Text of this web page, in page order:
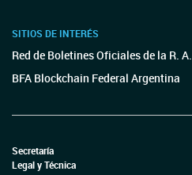
SITIOS DE INTERÉS
Red de Boletines Oficiales de la R. A.
BFA Blockchain Federal Argentina
Secretaría
Legal y Técnica